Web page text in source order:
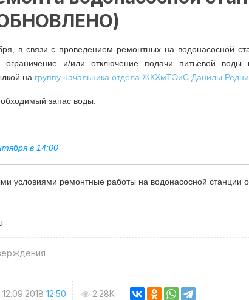
в связи с проведением ремонтных на водонасосной
ограничение и/или отключение подачи питьевой
на группу начальника отдела ЖКХмТЭиС Данилы
запас воды.
в 14:00
условиями ремонтные работы на водонасосной станции
12.09.2018 12:50 2.28K